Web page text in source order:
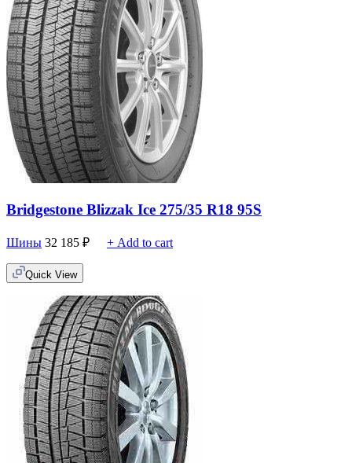
Bridgestone Blizzak Ice 275/35 R18 95S
Шины 32 185 ₽ + Add to cart
Quick View